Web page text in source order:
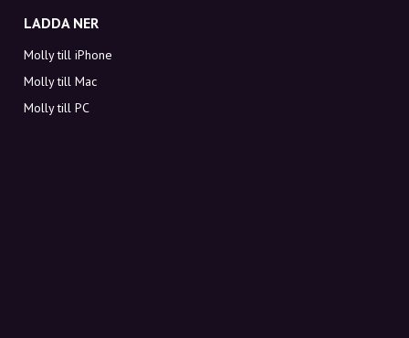
LADDA NER
Molly till iPhone
Molly till Mac
Molly till PC